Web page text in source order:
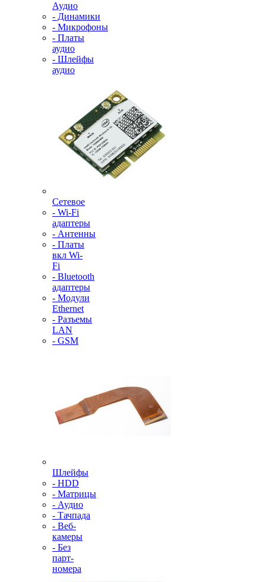
Аудио
- Динамики
- Микрофоны
- Платы
аудио
- Шлейфы
аудио
Сетевое
- Wi-Fi
адаптеры
- Антенны
- Платы
вкл Wi-
Fi
- Bluetooth
адаптеры
- Модули
Ethernet
- Разъемы
LAN
- GSM
Шлейфы
- HDD
- Матрицы
- Аудио
- Тачпада
- Веб-
камеры
- Без
парт-
номера